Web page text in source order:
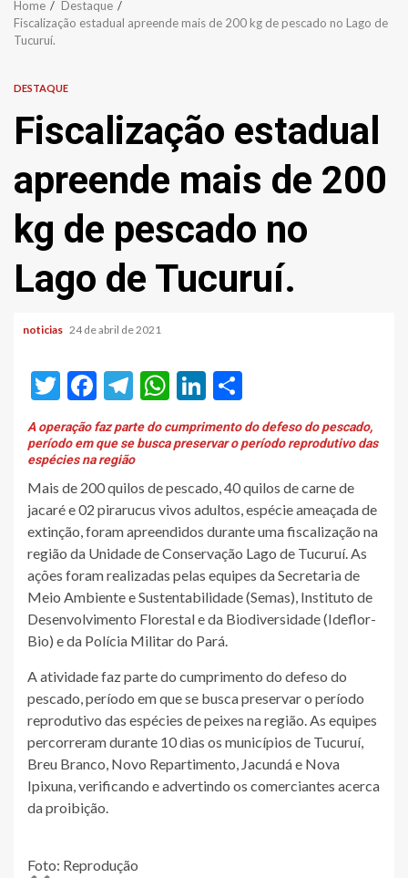
Home
Destaque
Fiscalização estadual apreende mais de 200 kg de pescado no Lago de
Tucuruí.
DESTAQUE
Fiscalização estadual
apreende mais de 200
kg de pescado no
Lago de Tucuruí.
noticias 24 de abril de 2021
Twitter
Facebook
Telegram
WhatsApp
LinkedIn
A operação faz parte do cumprimento do defeso do pescado,
período em que se busca preservar o período reprodutivo das
espécies na região
Mais de 200 quilos de pescado, 40 quilos de carne de
jacaré e 02 pirarucus vivos adultos, espécie ameaçada de
extinção, foram apreendidos durante uma fiscalização na
região da Unidade de Conservação Lago de Tucuruí. As
ações foram realizadas pelas equipes da Secretaria de
Meio Ambiente e Sustentabilidade (Semas), Instituto de
Desenvolvimento Florestal e da Biodiversidade (Ideflor-
Bio) e da Polícia Militar do Pará.
A atividade faz parte do cumprimento do defeso do
pescado, período em que se busca preservar o período
reprodutivo das espécies de peixes na região. As equipes
percorreram durante 10 dias os municípios de Tucuruí,
Breu Branco, Novo Repartimento, Jacundá e Nova
Ipixuna, verificando e advertindo os comerciantes acerca
da proibição.
Foto: Reprodução